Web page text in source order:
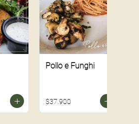
Pollo e Funghi
$37.900